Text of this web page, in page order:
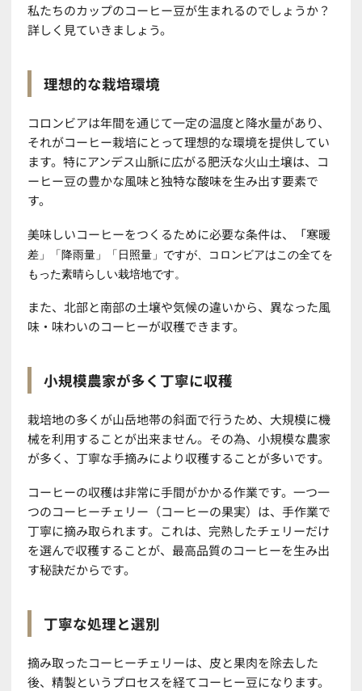
私たちのカップのコーヒー豆が生まれるのでしょうか？
詳しく見ていきましょう。
理想的な栽培環境
コロンビアは年間を通じて一定の温度と降水量があり、
それがコーヒー栽培にとって理想的な環境を提供してい
ます。特にアンデス山脈に広がる肥沃な火山土壌は、コ
ーヒー豆の豊かな風味と独特な酸味を生み出す要素で
す。
美味しいコーヒーをつくるために必要な条件は、「寒暖
差」「降雨量」「日照量」ですが、コロンビアはこの全てを
もった素晴らしい栽培地です。
また、北部と南部の土壌や気候の違いから、異なった風
味・味わいのコーヒーが収穫できます。
小規模農家が多く丁寧に収穫
栽培地の多くが山岳地帯の斜面で行うため、大規模に機
械を利用することが出来ません。その為、小規模な農家
が多く、丁寧な手摘みにより収穫することが多いです。
コーヒーの収穫は非常に手間がかかる作業です。一つ一
つのコーヒーチェリー（コーヒーの果実）は、手作業で
丁寧に摘み取られます。これは、完熟したチェリーだけ
を選んで収穫することが、最高品質のコーヒーを生み出
す秘訣だからです。
丁寧な処理と選別
摘み取ったコーヒーチェリーは、皮と果肉を除去した
後、精製というプロセスを経てコーヒー豆になります。